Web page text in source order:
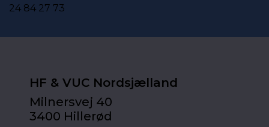
24 84 27 73
HF & VUC Nordsjælland
Milnersvej 40
3400 Hillerød